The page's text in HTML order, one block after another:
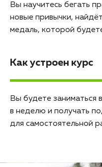
Вы научитесь бегать
новые привычки,
медаль, которой
Как устроен курс
Вы будете заниматься
в неделю и получать
для самостоятельной